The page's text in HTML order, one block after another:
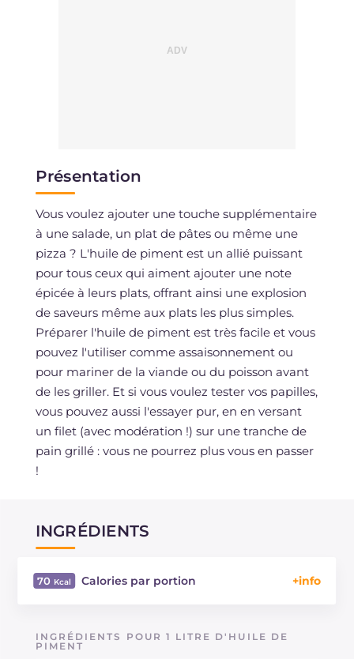
Présentation
Vous voulez ajouter une touche supplémentaire
à une salade, un plat de pâtes ou même une
pizza ? L'huile de piment est un allié puissant
pour tous ceux qui aiment ajouter une note
épicée à leurs plats, offrant ainsi une explosion
de saveurs même aux plats les plus simples.
Préparer l'huile de piment est très facile et vous
pouvez l'utiliser comme assaisonnement ou
pour mariner de la viande ou du poisson avant
de les griller. Et si vous voulez tester vos papilles,
vous pouvez aussi l'essayer pur, en en versant
un filet (avec modération !) sur une tranche de
pain grillé : vous ne pourrez plus vous en passer
!
INGRÉDIENTS
70 Calories par portion
Dont sucres
INGRÉDIENTS POUR 1 LITRE D'HUILE DE
PIMENT